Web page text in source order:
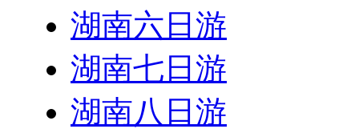
湖南六日游
湖南七日游
湖南八日游